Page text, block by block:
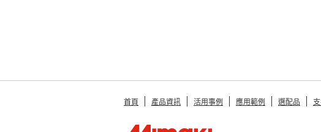
首頁 產品資訊 活用事例 應用範例 選配品